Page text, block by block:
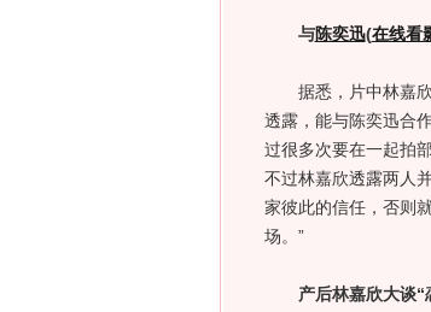
与陈奕迅(在线看
据悉，片中林嘉欣
透露，能与陈奕迅合
过很多次要在一起拍
不过林嘉欣透露两人
家彼此的信任，否则
场。”
产后林嘉欣大谈“